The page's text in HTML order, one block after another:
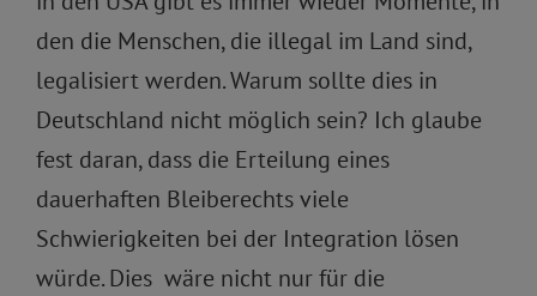
den die Menschen, die illegal im Land sind,
legalisiert werden. Warum sollte dies in
Deutschland nicht möglich sein? Ich glaube
fest daran, dass die Erteilung eines
dauerhaften Bleiberechts viele
Schwierigkeiten bei der Integration lösen
würde. Dies wäre nicht nur für die